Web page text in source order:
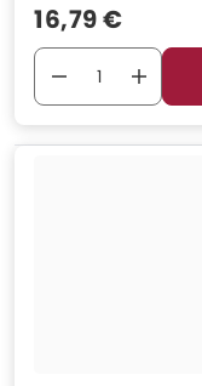
Verkaufspreis
16,79 €